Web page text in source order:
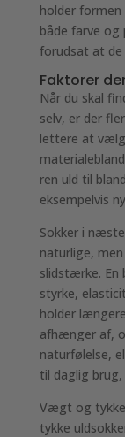
holder formen
både farve og
forudsat at de
Faktorer
Når du skal
selv, er der
lettere at
ren uld til
eksempelvis
Sokker i
naturlige,
slidstærke. En
styrke,
holder
afhænger af,
naturfølelse,
til daglig
Vægt og
tykke